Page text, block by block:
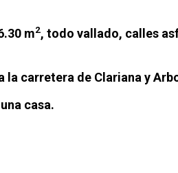
m2, todo vallado, calles
la carretera de Clariana y
casa.